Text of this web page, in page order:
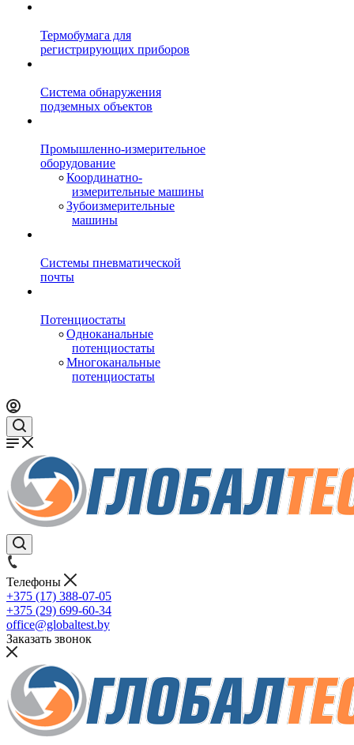
Термобумага для
регистрирующих приборов
Система обнаружения
подземных объектов
Промышленно-измерительное
оборудование
Координатно-
измерительные машины
Зубоизмерительные
машины
Системы пневматической
почты
Потенциостаты
Одноканальные
потенциостаты
Многоканальные
потенциостаты
Телефоны
+375 (17) 388-07-05
+375 (29) 699-60-34
office@globaltest.by
Заказать звонок